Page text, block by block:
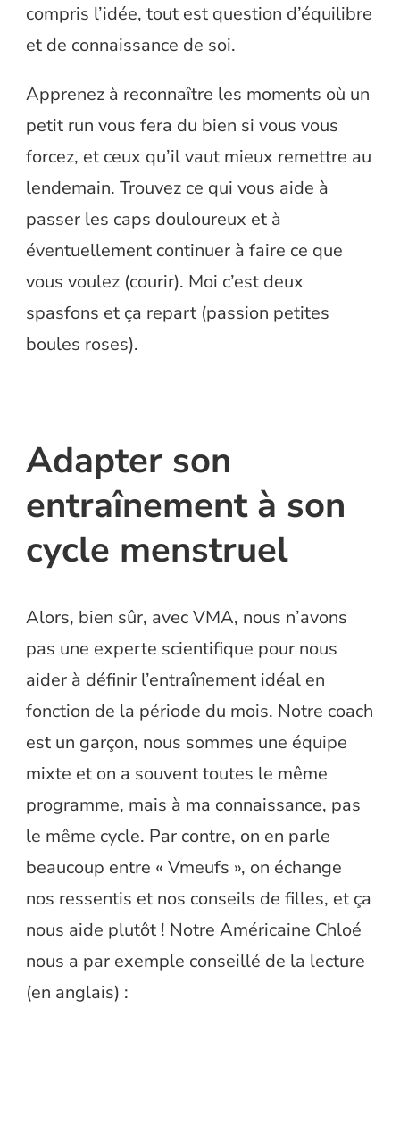
compris l’idée, tout est question d’équilibre
et de connaissance de soi.
Apprenez à reconnaître les moments où un
petit run vous fera du bien si vous vous
forcez, et ceux qu’il vaut mieux remettre au
lendemain. Trouvez ce qui vous aide à
passer les caps douloureux et à
éventuellement continuer à faire ce que
vous voulez (courir). Moi c’est deux
spasfons et ça repart (passion petites
boules roses).
Adapter son
entraînement à son
cycle menstruel
Alors, bien sûr, avec VMA, nous n’avons
pas une experte scientifique pour nous
aider à définir l’entraînement idéal en
fonction de la période du mois. Notre coach
est un garçon, nous sommes une équipe
mixte et on a souvent toutes le même
programme, mais à ma connaissance, pas
le même cycle. Par contre, on en parle
beaucoup entre « Vmeufs », on échange
nos ressentis et nos conseils de filles, et ça
nous aide plutôt ! Notre Américaine Chloé
nous a par exemple conseillé de la lecture
(en anglais) :